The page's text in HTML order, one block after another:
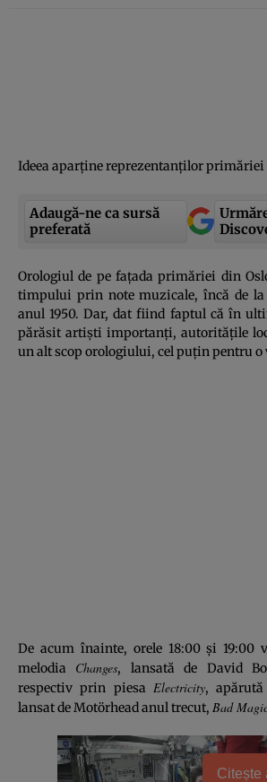
Ideea aparţine reprezentanţilor primăriei
Adaugă-ne ca sursă
preferată
Orologiul de pe faţada primăriei din
timpului prin note muzicale, încă de
anul 1950. Dar, dat fiind faptul că în
părăsit artişti importanţi, autorităţile
un alt scop orologiului, cel puţin pentru o
De acum înainte, orele 18:00 şi
melodia Changes, lansată de David
respectiv prin piesa Electricity,
lansat de Motörhead anul trecut, Bad
Citește